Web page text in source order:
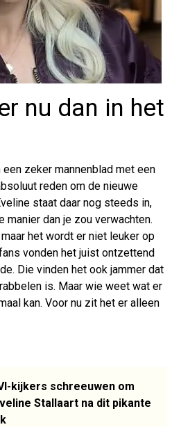
nu dan in het
zeker mannenblad met een
reden om de nieuwe
staat daar nog steeds in,
manier dan je zou verwachten.
het wordt er niet leuker op
vonden het juist ontzettend
Die vinden het ook jammer dat
is. Maar wie weet wat er
kan. Voor nu zit het er alleen
kijkers schreeuwen om
Stallaart na dit pikante